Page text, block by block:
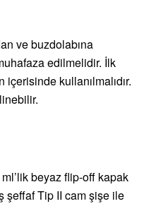
ve buzdolabına
edilmelidir. İlk
kullanılmalıdır.
beyaz flip-off kapak
şeffaf Tip II cam şişe ile